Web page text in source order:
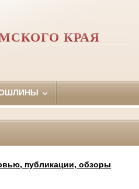
КРАЯ
публикации, обзоры